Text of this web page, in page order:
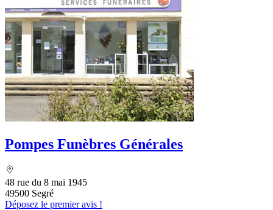
Pompes Funèbres Générales
48 rue du 8 mai 1945
49500 Segré
Déposez le premier avis !